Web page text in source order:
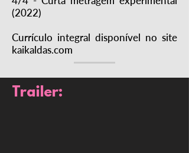
(2022)
Currículo integral disponível no site
kaikaldas.com
Trailer: